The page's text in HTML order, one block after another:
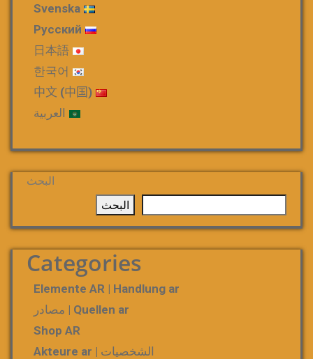
Svenska
Русский
日本語
한국어
中文 (中国)
العربية
البحث
البحث
Categories
Elemente AR | Handlung ar
Quellen ar | مصادر
Shop AR
الشخصيات | Akteure ar